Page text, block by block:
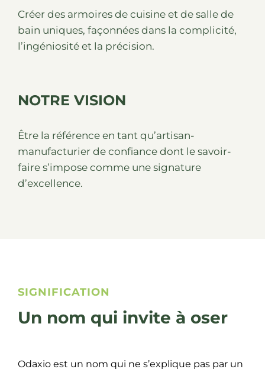
Créer des armoires de cuisine et de salle de
bain uniques, façonnées dans la complicité,
l’ingéniosité et la précision.
NOTRE VISION
Être la référence en tant qu’artisan-
manufacturier de confiance dont le savoir-
faire s’impose comme une signature
d’excellence.
SIGNIFICATION
Un nom qui invite à oser
Odaxio est un nom qui ne s’explique pas par un